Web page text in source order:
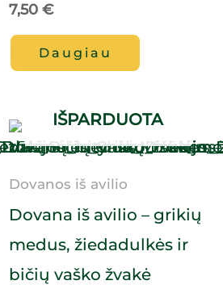
7,50€
Daugiau
IŠPARDUOTA
Dovanos iš avilio
Dovana iš avilio – grikių
medus, žiedadulkės ir
bičių vaško žvakė